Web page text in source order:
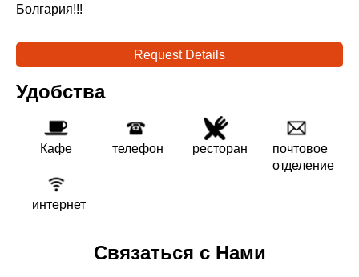
Болгария!!!
Request Details
Удобства
Кафе телефон ресторан
почтовое
отделение
интернет
Связаться с Нами